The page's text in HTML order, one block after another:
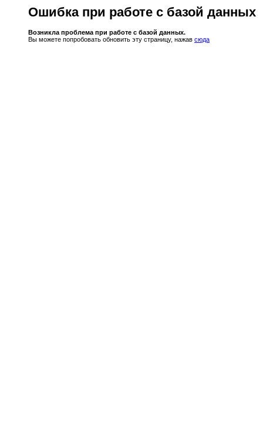
Ошибка при работе с базой данных
Возникла проблема при работе с базой данных.
Вы можете попробовать обновить эту страницу, нажав сюда